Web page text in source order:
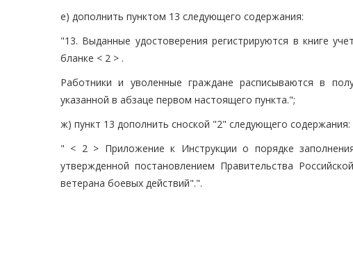
е) дополнить пунктом 13 следующего содержания:
"13. Выданные удостоверения регистрируются в книге
бланке < 2 > .
Работники и уволенные граждане расписываются в
указанной в абзаце первом настоящего пункта.";
ж) пункт 13 дополнить сноской "2" следующего содержания:
" < 2 > Приложение к Инструкции о порядке
утвержденной постановлением Правительства
ветерана боевых действий".".